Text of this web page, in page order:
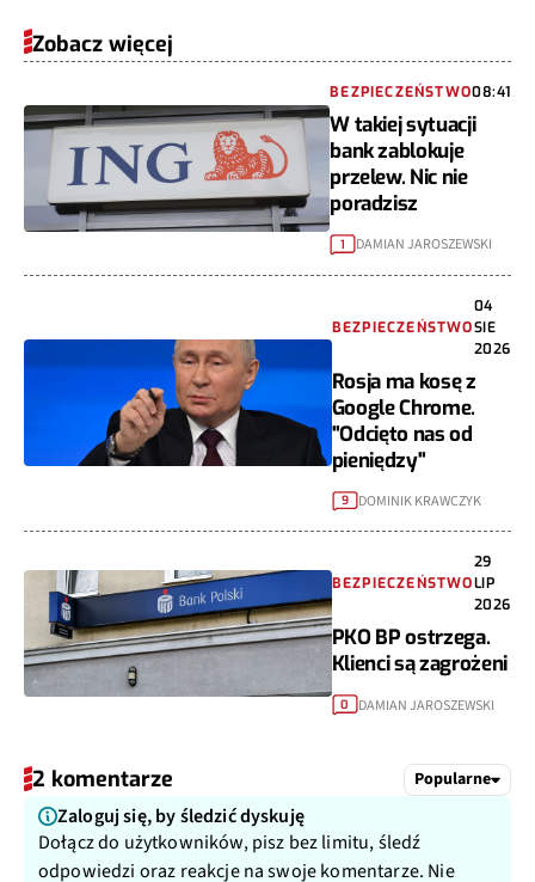
Zobacz więcej
BEZPIECZEŃSTWO08:41
W takiej sytuacji
bank zablokuje
przelew. Nic nie
poradzisz
1 DAMIAN JAROSZEWSKI
BEZPIECZEŃSTWO
04
SIE
2026
Rosja ma kosę z
Google Chrome.
"Odcięto nas od
pieniędzy"
9 DOMINIK KRAWCZYK
BEZPIECZEŃSTWO
29
LIP
2026
PKO BP ostrzega.
Klienci są zagrożeni
0 DAMIAN JAROSZEWSKI
2 komentarze Popularne
Zaloguj się, by śledzić dyskuję
Dołącz do użytkowników, pisz bez limitu, śledź
odpowiedzi oraz reakcje na swoje komentarze. Nie